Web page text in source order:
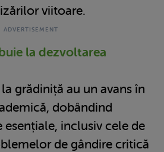
viitoare.
la dezvoltarea
grădiniță au un avans în
dobândind
inclusiv cele de
de gândire critică